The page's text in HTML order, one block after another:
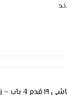
زجاج رمادى